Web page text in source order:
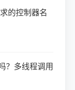
的控制器名
？多线程调用